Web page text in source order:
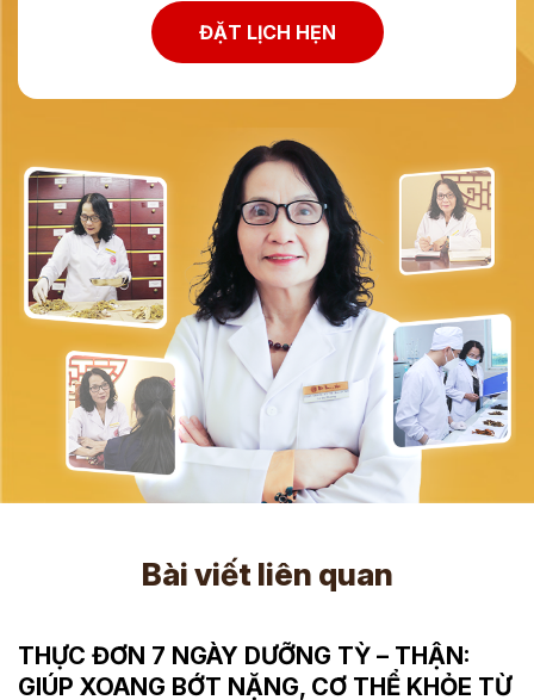
ĐẶT LỊCH HẸN
Bài viết liên quan
THỰC ĐƠN 7 NGÀY DƯỠNG TỲ – THẬN:
GIÚP XOANG BỚT NẶNG, CƠ THỂ KHỎE TỪ